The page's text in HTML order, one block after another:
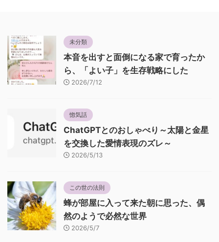
未分類
本音を出すと面倒になる家で育ったか
ら、「よい子」を生存戦略にした
2026/7/12
惚気話
ChatGPTとのおしゃべり～太陽と金星
を交換した愛情表現のズレ～
2026/5/13
この世の法則
蜂が部屋に入って来た朝に思った、偶
然のようで必然な世界
2026/5/7